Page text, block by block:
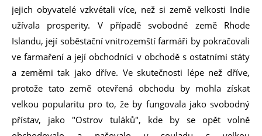
jejich obyvatelé vzkvétali více, než si země velkosti Indie
užívala prosperity. V případě svobodné země Rhode
Islandu, její soběstační vnitrozemští farmáři by pokračovali
ve farmaření a její obchodníci v obchodě s ostatními státy
a zeměmi tak jako dříve. Ve skutečnosti lépe než dříve,
protože tato země otevřená obchodu by mohla získat
velkou popularitu pro to, že by fungovala jako svobodný
přístav, jako "Ostrov tuláků", kde by se opět volně